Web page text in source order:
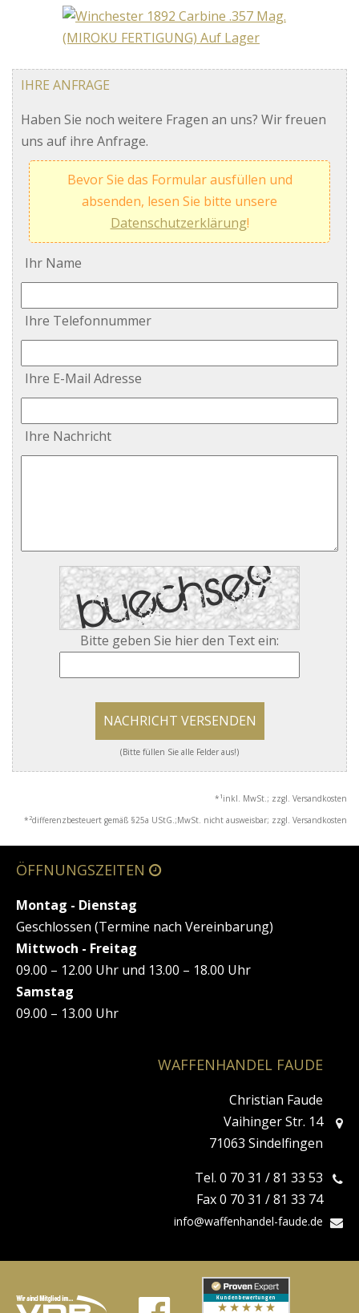
IHRE ANFRAGE
Haben Sie noch weitere Fragen an uns? Wir freuen
uns auf ihre Anfrage.
Bevor Sie das Formular ausfüllen und
absenden, lesen Sie bitte unsere
Datenschutzerklärung!
Ihr Name
Ihre Telefonnummer
Ihre E-Mail Adresse
Ihre Nachricht
Bitte geben Sie hier den Text ein:
NACHRICHT VERSENDEN
(Bitte füllen Sie alle Felder aus!)
* 1 inkl. MwSt.; zzgl. Versandkosten
*2differenzbesteuert gemäß §25a UStG.;MwSt. nicht ausweisbar; zzgl. Versandkosten
ÖFFNUNGSZEITEN
Montag - Dienstag
Geschlossen (Termine nach Vereinbarung)
Mittwoch - Freitag
09.00 – 12.00 Uhr und 13.00 – 18.00 Uhr
Samstag
09.00 – 13.00 Uhr
WAFFENHANDEL FAUDE
Christian Faude
Vaihinger Str. 14
71063 Sindelfingen
Tel. 0 70 31 / 81 33 53
Fax 0 70 31 / 81 33 74
info@waffenhandel-faude.de